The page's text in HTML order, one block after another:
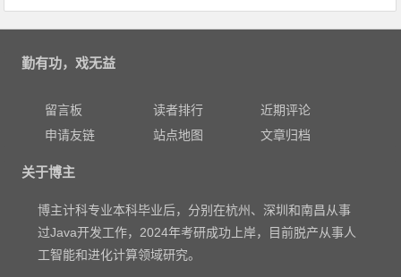
勤有功，戏无益
留言板 读者排行
近期评论
申请友链
站点地图 文章归档
关于博主
博主计科专业本科毕业后，分别在杭州、深圳和南昌从事
过Java开发工作，2024年考研成功上岸，目前脱产从事人
工智能和进化计算领域研究。